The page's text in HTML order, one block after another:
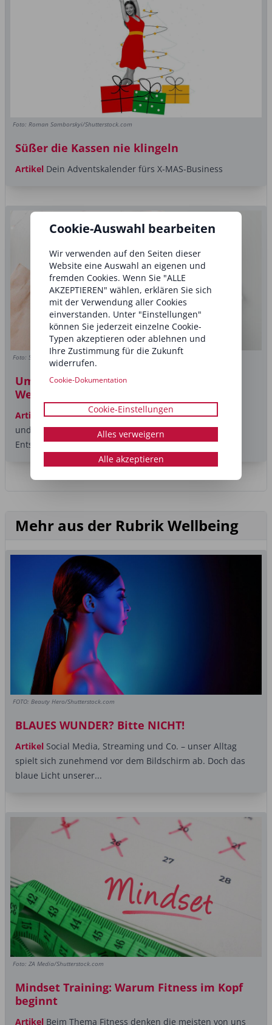
Foto: Roman Samborskyi/Shutterstock.com
Süßer die Kassen nie klingeln
Artikel Dein Adventskalender fürs X-MAS-Business
Foto: Stenko Vlad/Shutterstock.com
Umfrage: Wie nutzt du das
Weihnachtsgeschäft?
Artikel Bei deiner Kollegin nachgefragt In der Advents-
und Weihnachtszeit suchen Kundinnen vermehrt nach
Entspannung im...
Mehr aus der Rubrik Wellbeing
FOTO: Beauty Hero/Shutterstock.com
BLAUES WUNDER? Bitte NICHT!
Artikel Social Media, Streaming und Co. – unser Alltag
spielt sich zunehmend vor dem Bildschirm ab. Doch das
blaue Licht unserer...
Foto: ZA Media/Shutterstock.com
Mindset Training: Warum Fitness im Kopf
beginnt
Artikel Beim Thema Fitness denken die meisten von uns
Cookie-Auswahl bearbeiten
Wir verwenden auf den Seiten dieser
Website eine Auswahl an eigenen und
fremden Cookies. Wenn Sie "ALLE
AKZEPTIEREN" wählen, erklären Sie sich
mit der Verwendung aller Cookies
einverstanden. Unter "Einstellungen"
können Sie jederzeit einzelne Cookie-
Typen akzeptieren oder ablehnen und
Ihre Zustimmung für die Zukunft
widerrufen.
Cookie-Dokumentation
Cookie-Einstellungen
Alles verweigern
Alle akzeptieren